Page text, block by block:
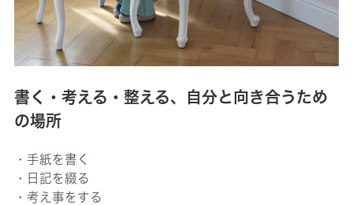
書く・考える・整える、自分と向き合うため
の場所
・手紙を書く
・日記を綴る
・考え事をする